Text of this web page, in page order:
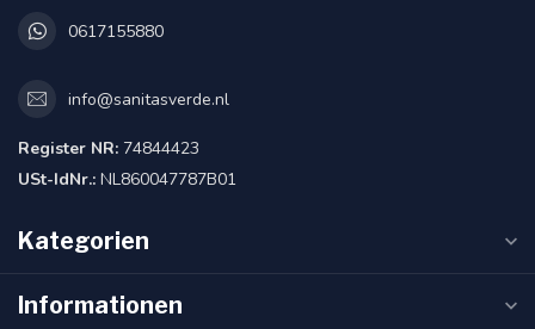
0617155880
info@sanitasverde.nl
Register NR: 74844423
USt-IdNr.: NL860047787B01
Kategorien
Informationen